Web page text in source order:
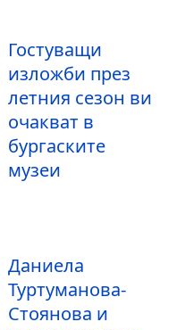
Гостуващи
изложби през
летния сезон ви
очакват в
бургаските
музеи
Даниела
Туртуманова-
Стоянова и